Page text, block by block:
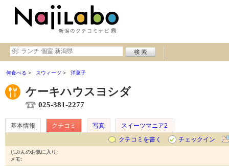
何食べる スウィーツ 洋菓子
ケーキハウスヨシダ
025-381-2277
基本情報 クチコミ 写真
スイーツマニア2
クチコミを書く
チェックイン
じぶんのお気に入り:
メモ: